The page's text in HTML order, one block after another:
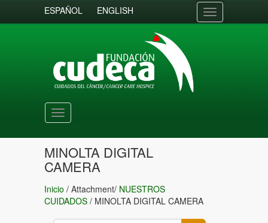
ESPAÑOL ENGLISH
Toggle
navigation
Toggle
navigation
MINOLTA DIGITAL
CAMERA
Inicio / Attachment/ NUESTROS
CUIDADOS / MINOLTA DIGITAL CAMERA